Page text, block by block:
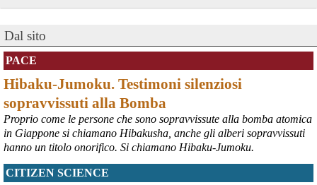
#migranti #lavoratori #Marcinelle
@peacelink - 6/8/2026 21:53
Dal sito
PACE
Hibaku-Jumoku. Testimoni silenziosi
sopravvissuti alla Bomba
Proprio come le persone che sono sopravvissute alla bomba atomica
in Giappone si chiamano Hibakusha, anche gli alberi sopravvissuti
hanno un titolo onorifico. Si chiamano Hibaku-Jumoku.
CITIZEN SCIENCE